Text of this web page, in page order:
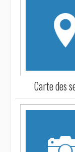
Carte des